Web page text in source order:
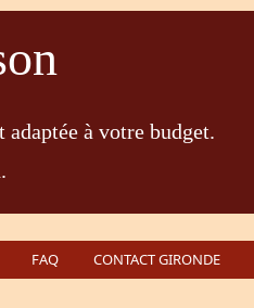
à votre budget.
FAQ CONTACT GIRONDE